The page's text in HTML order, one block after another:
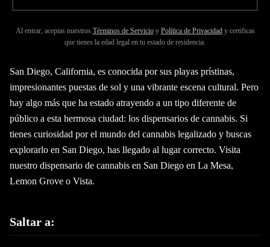
Al entrar, aceptas nuestros Términos de Servicio y Política de Privacidad y certificas
que tienes la edad legal en tu estado de residencia.
San Diego, California, es conocida por sus playas prístinas,
impresionantes puestas de sol y una vibrante escena cultural. Pero
hay algo más que ha estado atrayendo a un tipo diferente de
público a esta hermosa ciudad: los dispensarios de cannabis. Si
tienes curiosidad por el mundo del cannabis legalizado y buscas
explorarlo en San Diego, has llegado al lugar correcto. Visita
nuestro dispensario de cannabis en San Diego en La Mesa,
Lemon Grove o Vista.
Saltar a: